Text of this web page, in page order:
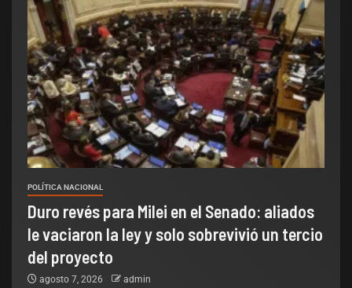
POLÍTICA NACIONAL
Duro revés para Milei en el Senado: aliados
le vaciaron la ley y solo sobrevivió un tercio
del proyecto
agosto 7, 2026 admin